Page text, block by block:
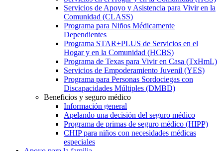
Servicios de Apoyo y Asistencia para Vivir en la
Comunidad (CLASS)
Programa para Niños Médicamente
Dependientes
Programa STAR+PLUS de Servicios en el
Hogar y en la Comunidad (HCBS)
Programa de Texas para Vivir en Casa (TxHmL)
Servicios de Empoderamiento Juvenil (YES)
Programa para Personas Sordociegas con
Discapacidades Múltiples (DMBD)
Beneficios y seguro médico
Información general
Apelando una decisión del seguro médico
Programa de primas de seguro médico (HIPP)
CHIP para niños con necesidades médicas
especiales